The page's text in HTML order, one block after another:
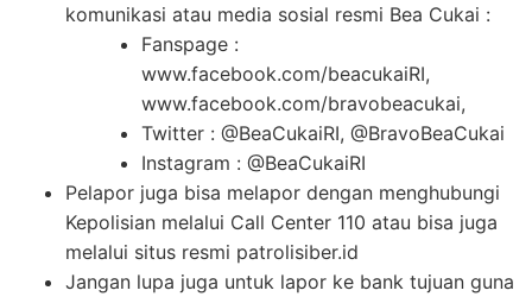
komunikasi atau media sosial resmi Bea Cukai :
Fanspage :
www.facebook.com/beacukaiRI,
www.facebook.com/bravobeacukai,
Twitter : @BeaCukaiRI, @BravoBeaCukai
Instagram : @BeaCukaiRI
Pelapor juga bisa melapor dengan menghubungi
Kepolisian melalui Call Center 110 atau bisa juga
melalui situs resmi patrolisiber.id
Jangan lupa juga untuk lapor ke bank tujuan guna